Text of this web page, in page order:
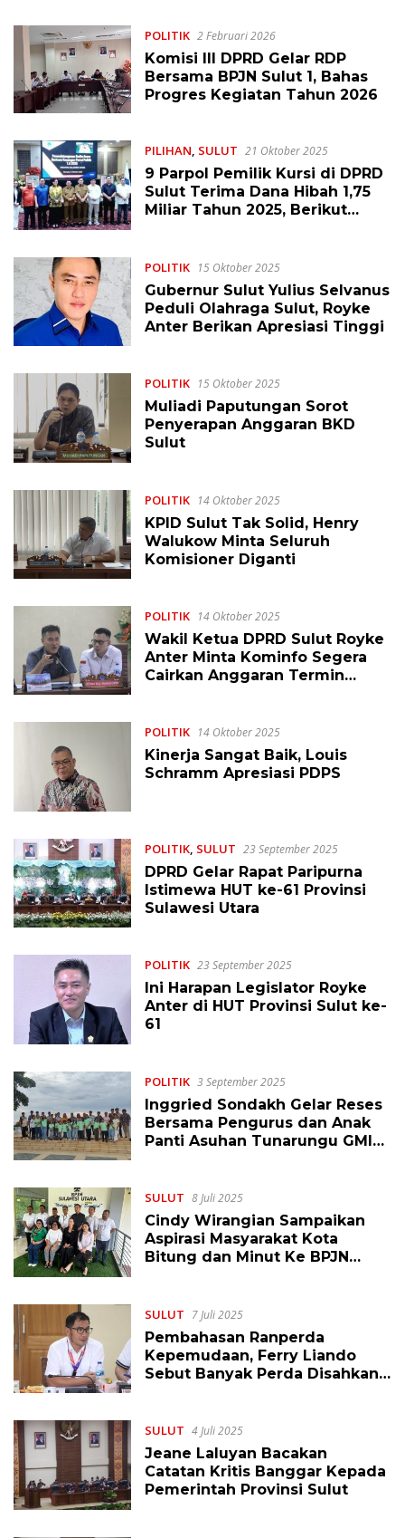
POLITIK 2 Februari 2026
Komisi III DPRD Gelar RDP
Bersama BPJN Sulut 1, Bahas
Progres Kegiatan Tahun 2026
PILIHAN, SULUT 21 Oktober 2025
9 Parpol Pemilik Kursi di DPRD
Sulut Terima Dana Hibah 1,75
Miliar Tahun 2025, Berikut
POLITIK 15 Oktober 2025
Gubernur Sulut Yulius Selvanus
Peduli Olahraga Sulut, Royke
Anter Berikan Apresiasi Tinggi
POLITIK 15 Oktober 2025
Muliadi Paputungan Sorot
Penyerapan Anggaran BKD
Sulut
POLITIK 14 Oktober 2025
KPID Sulut Tak Solid, Henry
Walukow Minta Seluruh
Komisioner Diganti
POLITIK 14 Oktober 2025
Wakil Ketua DPRD Sulut Royke
Anter Minta Kominfo Segera
Cairkan Anggaran Termin
POLITIK 14 Oktober 2025
Kinerja Sangat Baik, Louis
Schramm Apresiasi PDPS
POLITIK, SULUT 23 September 2025
DPRD Gelar Rapat Paripurna
Istimewa HUT ke-61 Provinsi
Sulawesi Utara
POLITIK 23 September 2025
Ini Harapan Legislator Royke
Anter di HUT Provinsi Sulut ke-
61
POLITIK 3 September 2025
Inggried Sondakh Gelar Reses
Bersama Pengurus dan Anak
Panti Asuhan Tunarungu GMIM
SULUT 8 Juli 2025
Cindy Wirangian Sampaikan
Aspirasi Masyarakat Kota
Bitung dan Minut Ke BPJN
SULUT 7 Juli 2025
Pembahasan Ranperda
Kepemudaan, Ferry Liando
Sebut Banyak Perda Disahkan
SULUT 4 Juli 2025
Jeane Laluyan Bacakan
Catatan Kritis Banggar Kepada
Pemerintah Provinsi Sulut